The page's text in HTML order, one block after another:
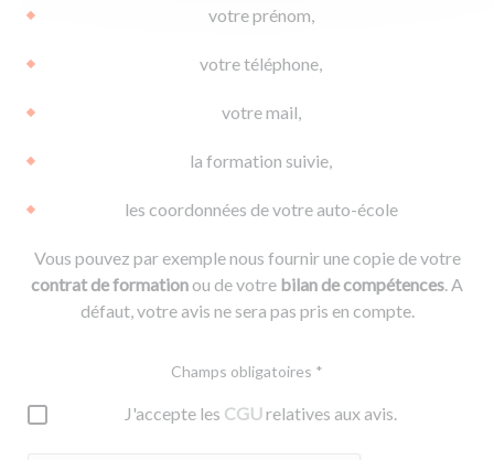
votre prénom,
votre téléphone,
votre mail,
la formation suivie,
les coordonnées de votre auto-école
Vous pouvez par exemple nous fournir une copie de votre
contrat de formationou de votre bilan de compétences. A
défaut, votre avis ne sera pas pris en compte.
Champs obligatoires *
J'accepte les CGUrelatives aux avis.